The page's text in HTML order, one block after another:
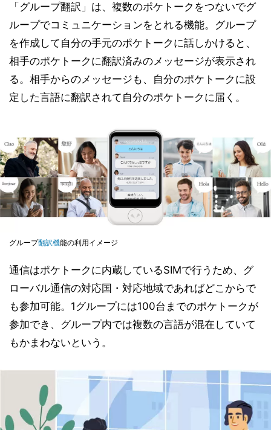
「グループ翻訳」は、複数のポケトークをつないでグ
ループでコミュニケーションをとれる機能。グループ
を作成して自分の手元のポケトークに話しかけると、
相手のポケトークに翻訳済みのメッセージが表示され
る。相手からのメッセージも、自分のポケトークに設
定した言語に翻訳されて自分のポケトークに届く。
グループ翻訳機能の利用イメージ
通信はポケトークに内蔵しているSIMで行うため、グ
ローバル通信の対応国・対応地域であればどこからで
も参加可能。1グループには100台までのポケトークが
参加でき、グループ内では複数の言語が混在していて
もかまわないという。